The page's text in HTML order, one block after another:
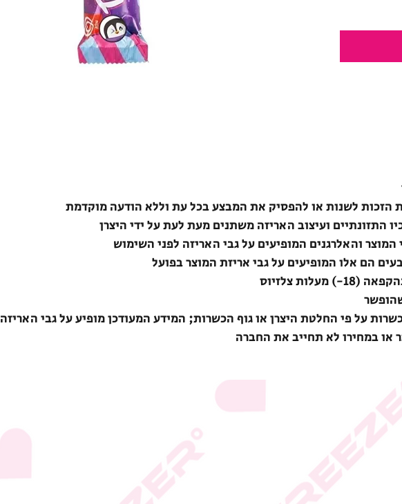
לשנות או להפסיק את המבצע בכל עת וללא הודעה מוקדמת
התזונתיים ועיצוב האריזה משתנים מעת לעת על ידי היצרן
והאלרגנים המופיעים על גבי האריזה לפני השימוש
הם אלו המופיעים על גבי אריזת המוצר בפועל
צלזיוס
על פי החלטת היצרן או גוף הכשרות; המידע המעודכן מופיע על גבי האריזה
או במחירו לא תחייב את החברה